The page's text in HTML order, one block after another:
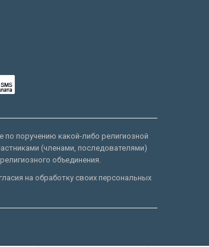
по поручению какой-либо религиозной
(членами, последователями)
объединения.
на обработку своих персональных